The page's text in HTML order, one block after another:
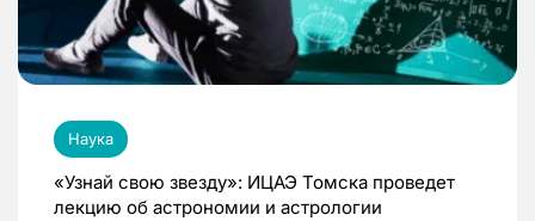
Наука
«Узнай свою звезду»: ИЦАЭ Томска проведет
лекцию об астрономии и астрологии